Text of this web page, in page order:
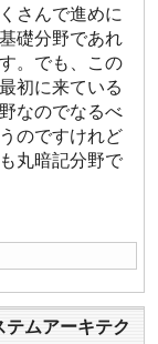
さんで進めに
礎分野であれ
。でも、この
初に来ている
なのでなるべ
のですけれど
丸暗記分野で
テムアーキテク